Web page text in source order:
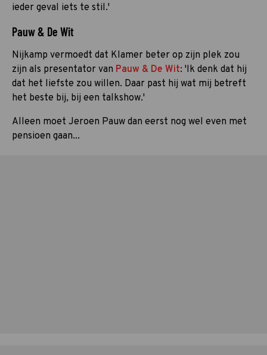
ieder geval iets te stil.'
Pauw & De Wit
Nijkamp vermoedt dat Klamer beter op zijn plek zou
zijn als presentator van Pauw & De Wit: 'Ik denk dat hij
dat het liefste zou willen. Daar past hij wat mij betreft
het beste bij, bij een talkshow.'
Alleen moet Jeroen Pauw dan eerst nog wel even met
pensioen gaan...